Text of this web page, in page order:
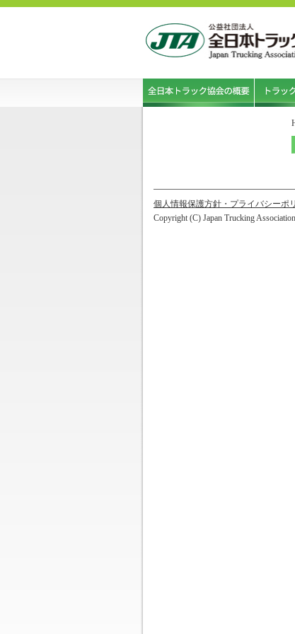
個人情報保護方針・プライバシーポ
Copyright (C) Japan Trucking